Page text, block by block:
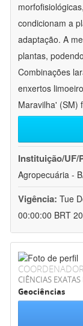
condicionam a
adaptação. A
plantas,
Combinações
enxertos
Maravilha' (SM)
Instituição/UF/
Agropecuária -
Vigência: Tue
00:00:00 BRT
CIÊNCIAS EXATAS
Geociências